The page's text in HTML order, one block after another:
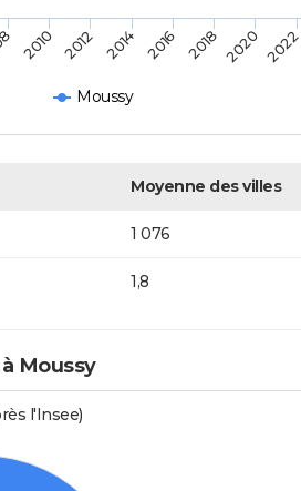
Moussy
2010 2012 2014 2016 2018 2020 2022
Moyenne des villes
1 076
1,8
Moussy
l'Insee)